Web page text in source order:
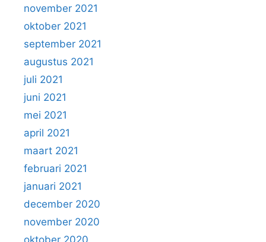
november 2021
oktober 2021
september 2021
augustus 2021
juli 2021
juni 2021
mei 2021
april 2021
maart 2021
februari 2021
januari 2021
december 2020
november 2020